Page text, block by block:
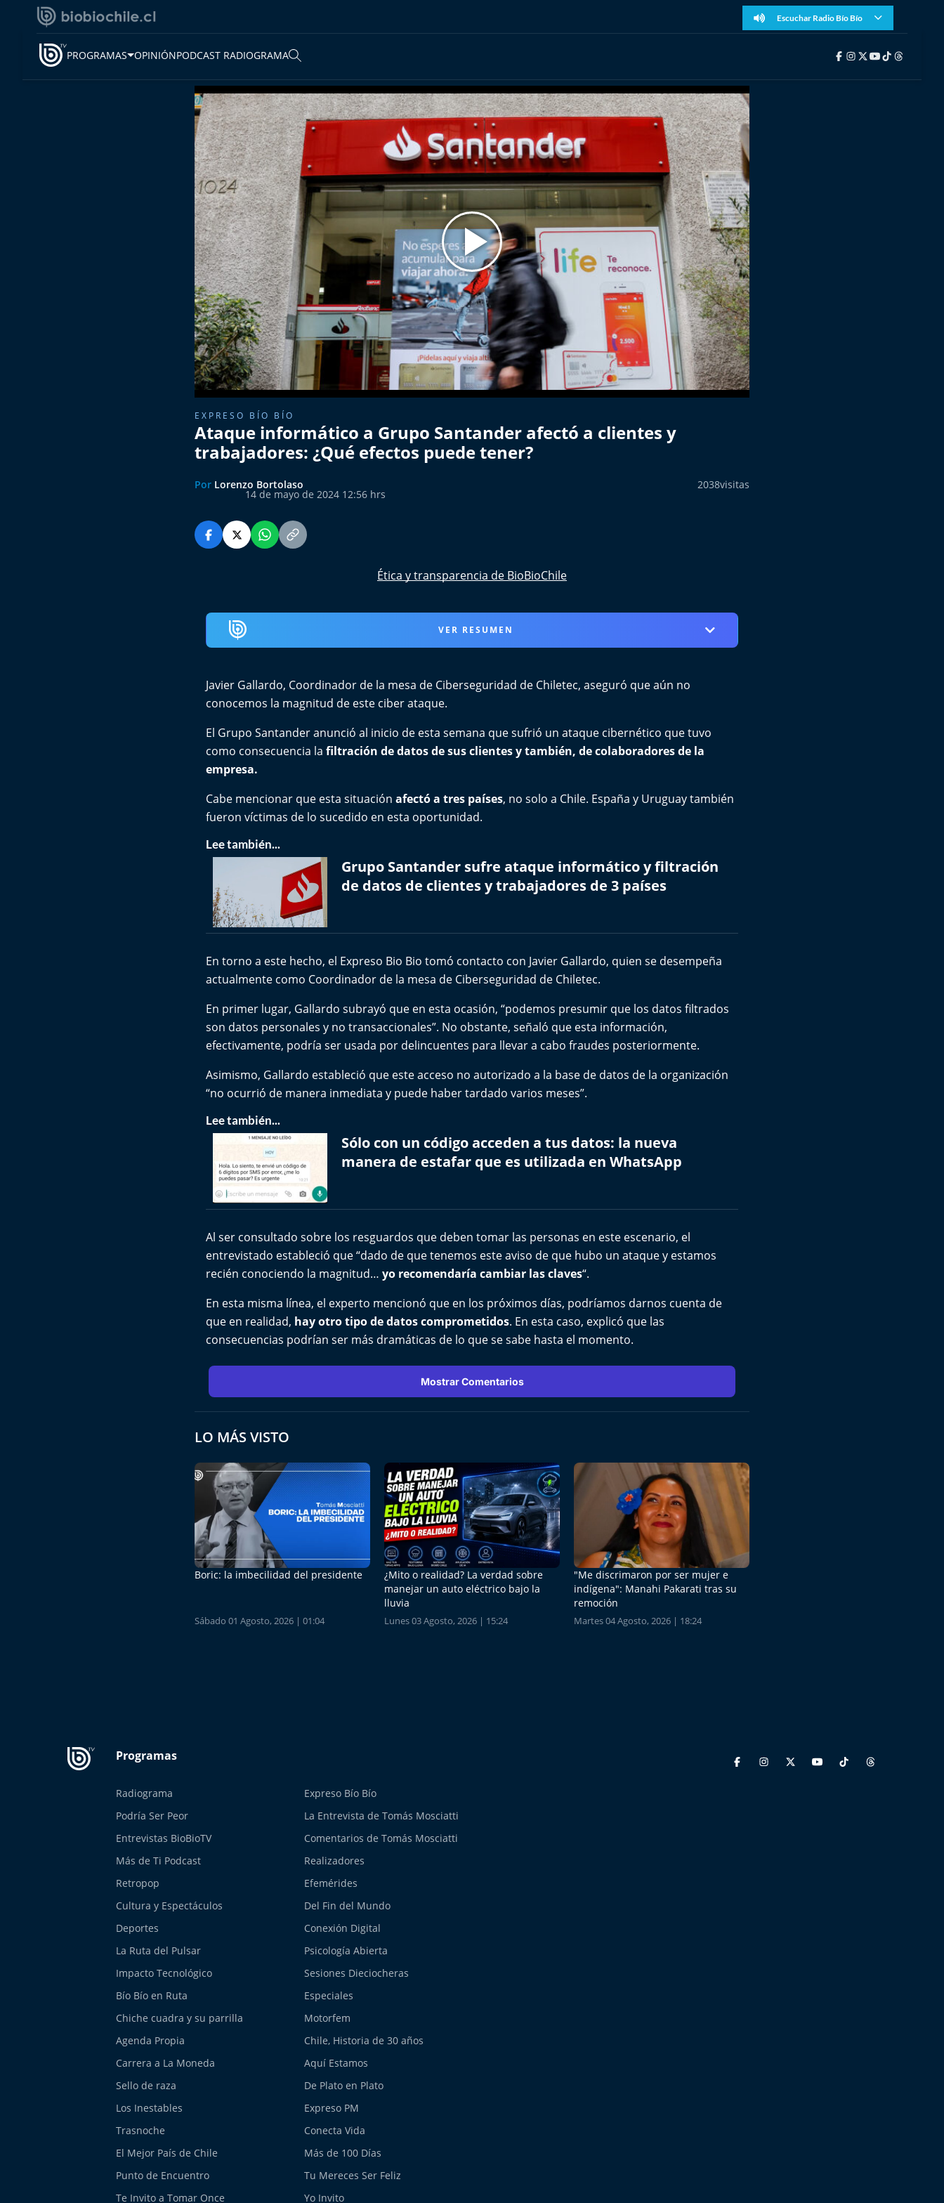
Escuchar Radio Bío Bío
PROGRAMAS OPINIÓNPODCAST RADIOGRAMA
EXPRESO BÍO BÍO
Ataque informático a Grupo Santander afectó a clientes y
trabajadores: ¿Qué efectos puede tener?
Por Lorenzo Bortolaso
14 de mayo de 2024 12:56 hrs
2038visitas
Ética y transparencia de BioBioChile
VER RESUMEN
Javier Gallardo, Coordinador de la mesa de Ciberseguridad de Chiletec, aseguró que aún no
conocemos la magnitud de este ciber ataque.
El Grupo Santander anunció al inicio de esta semana que sufrió un ataque cibernético que tuvo
como consecuencia la filtración de datos de sus clientes y también, de colaboradores de la
empresa.
Cabe mencionar que esta situación afectó a tres países, no solo a Chile. España y Uruguay también
fueron víctimas de lo sucedido en esta oportunidad.
Lee también...
Grupo Santander sufre ataque informático y filtración
de datos de clientes y trabajadores de 3 países
En torno a este hecho, el Expreso Bio Bio tomó contacto con Javier Gallardo, quien se desempeña
actualmente como Coordinador de la mesa de Ciberseguridad de Chiletec.
En primer lugar, Gallardo subrayó que en esta ocasión, “podemos presumir que los datos filtrados
son datos personales y no transaccionales”. No obstante, señaló que esta información,
efectivamente, podría ser usada por delincuentes para llevar a cabo fraudes posteriormente.
Asimismo, Gallardo estableció que este acceso no autorizado a la base de datos de la organización
“no ocurrió de manera inmediata y puede haber tardado varios meses”.
Lee también...
Sólo con un código acceden a tus datos: la nueva
manera de estafar que es utilizada en WhatsApp
Al ser consultado sobre los resguardos que deben tomar las personas en este escenario, el
entrevistado estableció que “dado de que tenemos este aviso de que hubo un ataque y estamos
recién conociendo la magnitud… yo recomendaría cambiar las claves“.
En esta misma línea, el experto mencionó que en los próximos días, podríamos darnos cuenta de
que en realidad, hay otro tipo de datos comprometidos. En esta caso, explicó que las
consecuencias podrían ser más dramáticas de lo que se sabe hasta el momento.
Mostrar Comentarios
LO MÁS VISTO
Boric: la imbecilidad del presidente
Sábado 01 Agosto, 2026 | 01:04
¿Mito o realidad? La verdad sobre
manejar un auto eléctrico bajo la
lluvia
Lunes 03 Agosto, 2026 | 15:24
"Me discrimaron por ser mujer e
indígena": Manahi Pakarati tras su
remoción
Martes 04 Agosto, 2026 | 18:24
Radiograma
Expreso Bío Bío
Podría Ser Peor
La Entrevista de Tomás Mosciatti
Entrevistas BioBioTV
Comentarios de Tomás Mosciatti
Más de Ti Podcast
Realizadores
Retropop
Efemérides
Cultura y Espectáculos
Del Fin del Mundo
Deportes
Conexión Digital
La Ruta del Pulsar
Psicología Abierta
Impacto Tecnológico
Sesiones Dieciocheras
Bío Bío en Ruta
Especiales
Chiche cuadra y su parrilla
Motorfem
Agenda Propia
Chile, Historia de 30 años
Carrera a La Moneda
Aquí Estamos
Sello de raza
De Plato en Plato
Los Inestables
Expreso PM
Trasnoche
Conecta Vida
El Mejor País de Chile
Más de 100 Días
Punto de Encuentro
Tu Mereces Ser Feliz
Te Invito a Tomar Once
Yo Invito